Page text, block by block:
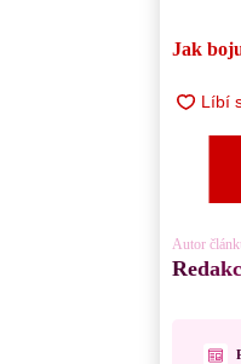
Jak
Autor